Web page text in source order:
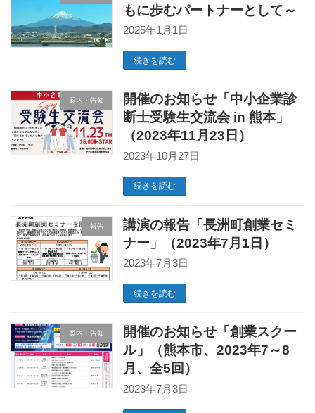
もに歩むパートナーとして～
2025年1月1日
続きを読む
案内・告知
開催のお知らせ「中小企業診
断士受験生交流会 in 熊本」
（2023年11月23日）
2023年10月27日
続きを読む
報告
講演の報告「長洲町創業セミ
ナー」（2023年7月1日）
2023年7月3日
続きを読む
案内・告知
開催のお知らせ「創業スクー
ル」（熊本市、2023年7～8
月、全5回）
2023年7月3日